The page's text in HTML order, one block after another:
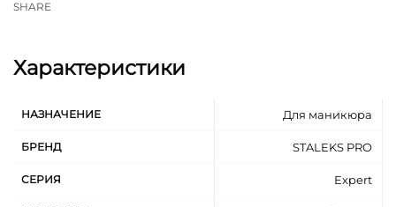
применяются индивидуально, что увеличивает
проведения процедур
SHARE
Характеристики
НАЗНАЧЕНИЕ Для маникюра
БРЕНД STALEKS PRO
СЕРИЯ Expert